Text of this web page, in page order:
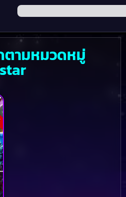
ามหมวดหมู่